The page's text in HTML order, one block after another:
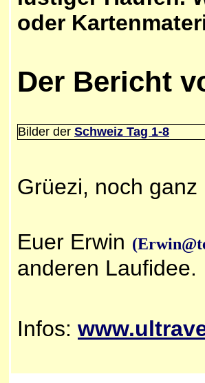
oder
Der Bericht
Bilder der Schweiz Tag 1-8
Grüezi, noch
Euer Erwin
anderen Laufidee.
Infos: